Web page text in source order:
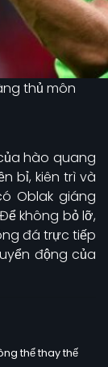
thủ môn
hào quang
bỉ, kiên trì và
Oblak giáng
không bỏ lỡ,
đá trực tiếp
động của
thể thay thế